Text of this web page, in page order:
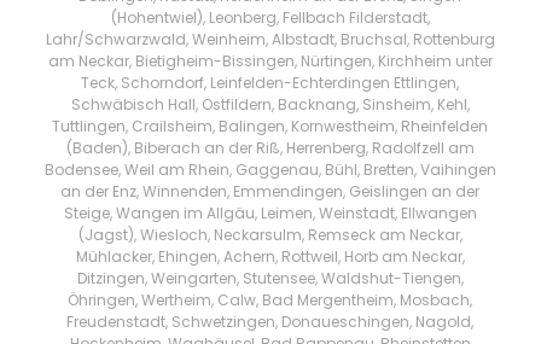
(Hohentwiel), Leonberg, Fellbach Filderstadt,
Lahr/Schwarzwald, Weinheim, Albstadt, Bruchsal, Rottenburg
am Neckar, Bietigheim-Bissingen, Nürtingen, Kirchheim unter
Teck, Schorndorf, Leinfelden-Echterdingen Ettlingen,
Schwäbisch Hall, Ostfildern, Backnang, Sinsheim, Kehl,
Tuttlingen, Crailsheim, Balingen, Kornwestheim, Rheinfelden
(Baden), Biberach an der Riß, Herrenberg, Radolfzell am
Bodensee, Weil am Rhein, Gaggenau, Bühl, Bretten, Vaihingen
an der Enz, Winnenden, Emmendingen, Geislingen an der
Steige, Wangen im Allgäu, Leimen, Weinstadt, Ellwangen
(Jagst), Wiesloch, Neckarsulm, Remseck am Neckar,
Mühlacker, Ehingen, Achern, Rottweil, Horb am Neckar,
Ditzingen, Weingarten, Stutensee, Waldshut-Tiengen,
Öhringen, Wertheim, Calw, Bad Mergentheim, Mosbach,
Freudenstadt, Schwetzingen, Donaueschingen, Nagold,